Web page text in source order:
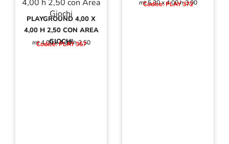
PLAYGROUND 4,00 X
4,00 H 2,50 CON AREA
GIOCHI
mt 4,00 x 4,00 h 2,50
Codice: PLAY 357
mt 5,30 x 4,00 h 3,00
Codice: PLAY 372